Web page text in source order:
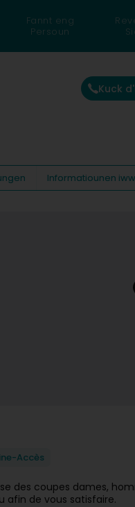
Fannt eng
Persoun
Kuck
Informatiounen
Accès
des coupes dames,
afin de vous satisfaire.